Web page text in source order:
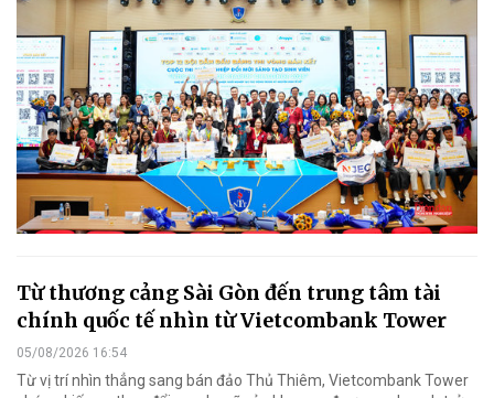
Từ thương cảng Sài Gòn đến trung tâm tài
chính quốc tế nhìn từ Vietcombank Tower
05/08/2026 16:54
Từ vị trí nhìn thẳng sang bán đảo Thủ Thiêm, Vietcombank Tower